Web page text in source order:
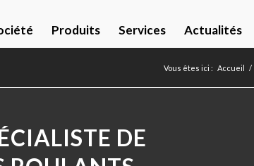
Produits Services Actualités
Vous êtes ici : Accueil /
DE